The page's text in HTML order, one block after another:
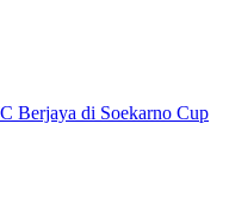
Berjaya di Soekarno Cup